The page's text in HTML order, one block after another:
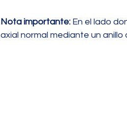
Nota importante: En el lado
axial normal mediante un anillo